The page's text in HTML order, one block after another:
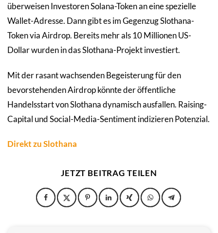
überweisen Investoren Solana-Token an eine spezielle
Wallet-Adresse. Dann gibt es im Gegenzug Slothana-
Token via Airdrop. Bereits mehr als 10 Millionen US-
Dollar wurden in das Slothana-Projekt investiert.
Mit der rasant wachsenden Begeisterung für den
bevorstehenden Airdrop könnte der öffentliche
Handelsstart von Slothana dynamisch ausfallen. Raising-
Capital und Social-Media-Sentiment indizieren Potenzial.
Direkt zu Slothana
JETZT BEITRAG TEILEN